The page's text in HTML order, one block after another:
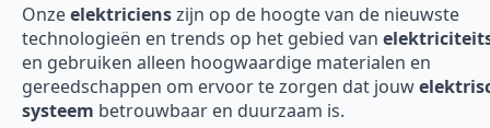
Onzeelektricienszijn op de hoogte van de nieuwste
technologieën en trends op het gebied van
en gebruiken alleen hoogwaardige materialen en
gereedschappen om ervoor te zorgen dat jouw
systeem betrouwbaar en duurzaam is.